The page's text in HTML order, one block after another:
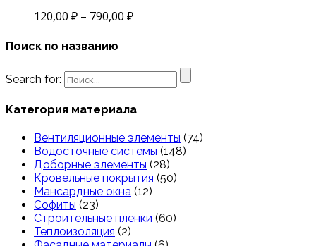
120,00 ₽ – 790,00 ₽
Поиск по названию
Search for:
Категория материала
Вентиляционные элементы (74)
Водосточные системы (148)
Доборные элементы (28)
Кровельные покрытия (50)
Мансардные окна (12)
Софиты (23)
Строительные пленки (60)
Теплоизоляция (2)